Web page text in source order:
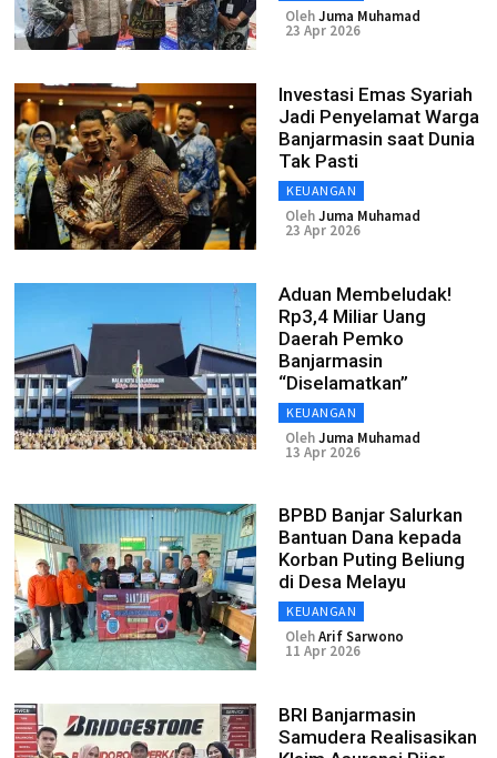
OlehJuma Muhamad
23 Apr 2026
Investasi Emas Syariah
Jadi Penyelamat Warga
Banjarmasin saat Dunia
Tak Pasti
KEUANGAN
OlehJuma Muhamad
23 Apr 2026
Aduan Membeludak!
Rp3,4 Miliar Uang
Daerah Pemko
Banjarmasin
“Diselamatkan”
KEUANGAN
OlehJuma Muhamad
13 Apr 2026
BPBD Banjar Salurkan
Bantuan Dana kepada
Korban Puting Beliung
di Desa Melayu
KEUANGAN
OlehArif Sarwono
11 Apr 2026
BRI Banjarmasin
Samudera Realisasikan